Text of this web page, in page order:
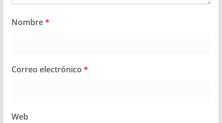
Nombre*
Correo electrónico *
Web